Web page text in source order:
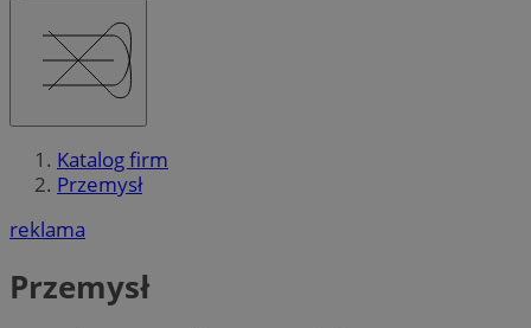
Katalog firm
Przemysł
reklama
Przemysł